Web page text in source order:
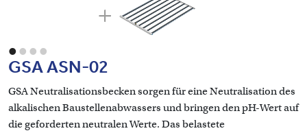
••••
GSA ASN-02
GSA Neutralisationsbecken sorgen für eine Neutralisation des
alkalischen Baustellenabwassers und bringen den pH-Wert auf
die geforderten neutralen Werte. Das belastete